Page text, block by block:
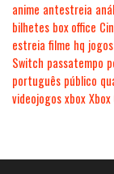
anime antestreia
bilhetes box office
estreia filme hq jogos
Switch passatempo
português público
videojogosxboxXbox